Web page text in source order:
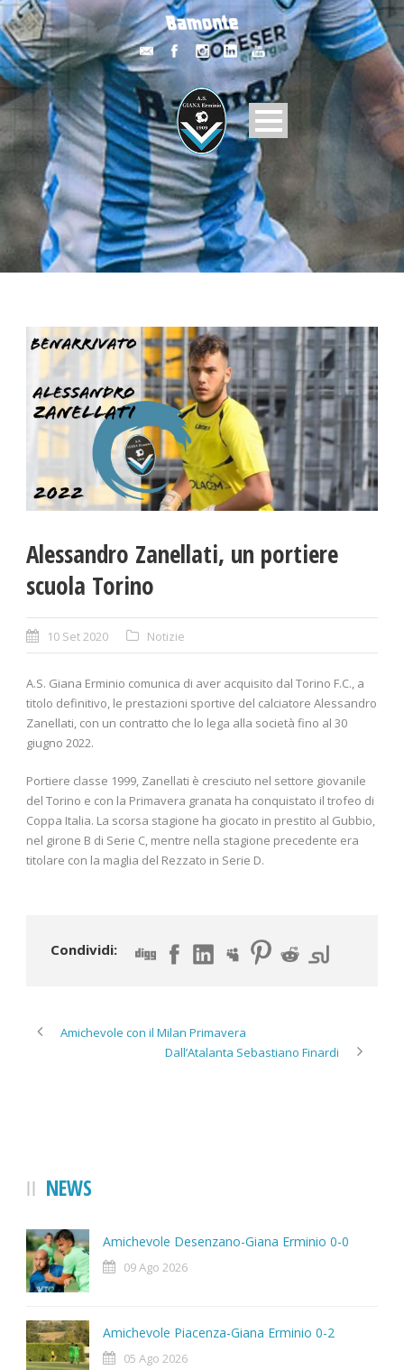
Alessandro Zanellati, un portiere
scuola Torino
10 Set 2020 Notizie
A.S. Giana Erminio comunica di aver acquisito dal Torino F.C., a
titolo definitivo, le prestazioni sportive del calciatore Alessandro
Zanellati, con un contratto che lo lega alla società fino al 30
giugno 2022.
Portiere classe 1999, Zanellati è cresciuto nel settore giovanile
del Torino e con la Primavera granata ha conquistato il trofeo di
Coppa Italia. La scorsa stagione ha giocato in prestito al Gubbio,
nel girone B di Serie C, mentre nella stagione precedente era
titolare con la maglia del Rezzato in Serie D.
Condividi:
Amichevole con il Milan Primavera
Dall’Atalanta Sebastiano Finardi
NEWS
Amichevole Desenzano-Giana Erminio 0-0
09 Ago 2026
Amichevole Piacenza-Giana Erminio 0-2
05 Ago 2026